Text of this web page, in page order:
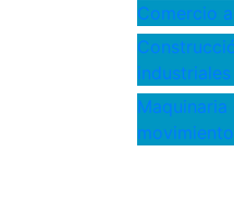
Comercio
industriales